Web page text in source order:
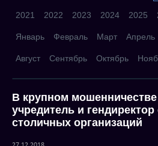
2021 2022 2023 2024 2025
Январь Февраль Март Апрель
Август Сентябрь Октябрь
В крупном
учредитель и
столичных организаций